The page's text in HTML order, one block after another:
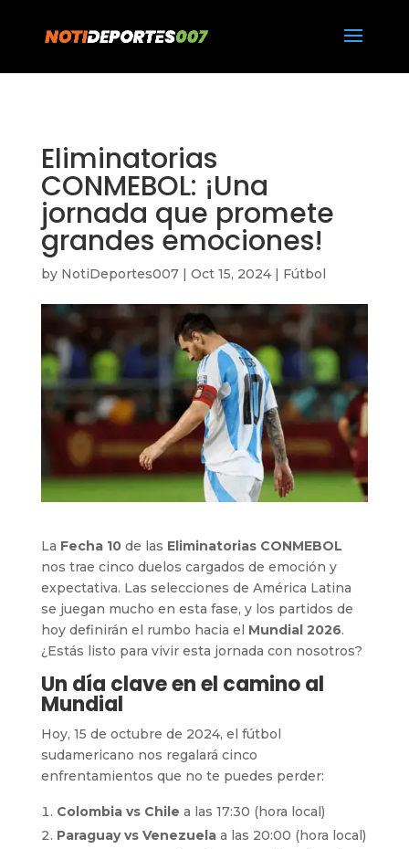
Eliminatorias
CONMEBOL: ¡Una
jornada que promete
grandes emociones!
by NotiDeportes007| Oct 15, 2024| Fútbol
La Fecha 10de las Eliminatorias CONMEBOL
nos trae cinco duelos cargados de emoción y
expectativa. Las selecciones de América Latina
se juegan mucho en esta fase, y los partidos de
hoy definirán el rumbo hacia el Mundial 2026.
¿Estás listo para vivir esta jornada con nosotros?
Un día clave en el camino al
Mundial
Hoy, 15 de octubre de 2024, el fútbol
sudamericano nos regalará cinco
enfrentamientos que no te puedes perder:
Colombia vs Chile a las 17:30 (hora local)
Paraguay vs Venezuelaa las 20:00 (hora local)